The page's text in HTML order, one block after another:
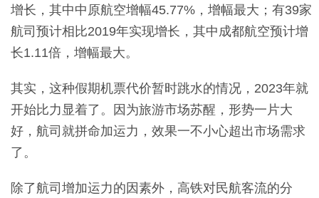
增长，其中中原航空增幅45.77%，增幅最大；有39家
航司预计相比2019年实现增长，其中成都航空预计增
长1.11倍，增幅最大。
其实，这种假期机票代价暂时跳水的情况，2023年就
开始比力显着了。因为旅游市场苏醒，形势一片大
好，航司就拼命加运力，效果一不小心超出市场需求
了。
除了航司增加运力的因素外，高铁对民航客流的分